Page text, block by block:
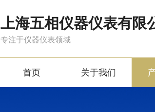
上海五相仪器仪表有限
专注于仪器仪表领域
首页 关于我们